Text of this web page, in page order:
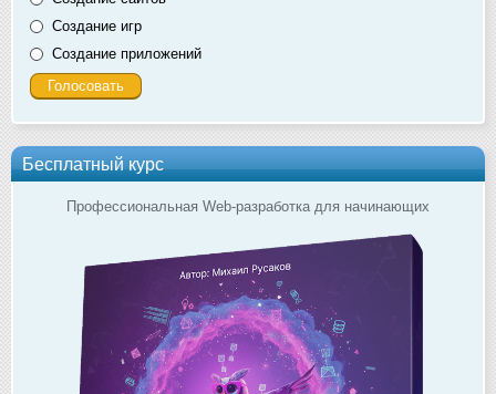
Создание игр
Создание приложений
Бесплатный курс
Профессиональная Web-разработка для начинающих